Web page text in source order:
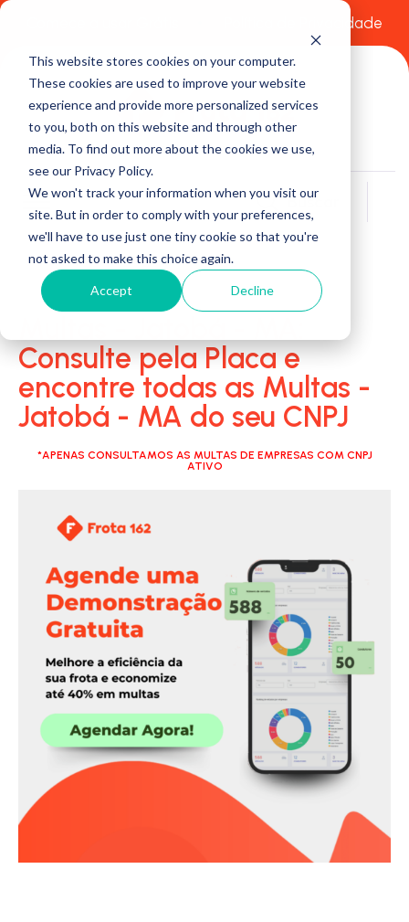
This website stores cookies on your computer.
These cookies are used to improve your website
experience and provide more personalized services
to you, both on this website and through other
media. To find out more about the cookies we use,
see our Privacy Policy.
We won't track your information when you visit our
site. But in order to comply with your preferences,
we'll have to use just one tiny cookie so that you're
not asked to make this choice again.
Accept Decline
Política de Privacidade
Buscar
Consulte pela Placa e
encontre todas as Multas -
Jatobá - MA do seu CNPJ
*APENAS CONSULTAMOS AS MULTAS DE EMPRESAS COM CNPJ
ATIVO